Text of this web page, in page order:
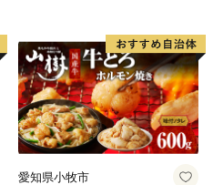
愛知県小牧市